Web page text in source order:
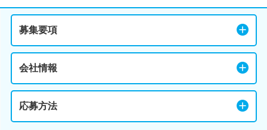
募集要項
会社情報
応募方法